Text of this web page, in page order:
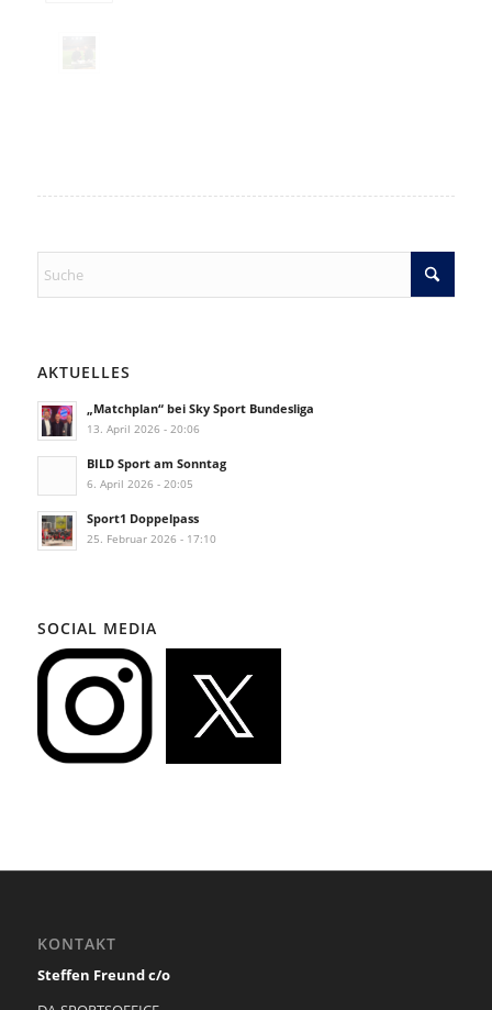
AKTUELLES
„Matchplan“ bei Sky Sport Bundesliga
13. April 2026 - 20:06
BILD Sport am Sonntag
6. April 2026 - 20:05
Sport1 Doppelpass
25. Februar 2026 - 17:10
SOCIAL MEDIA
KONTAKT
Steffen Freund c/o